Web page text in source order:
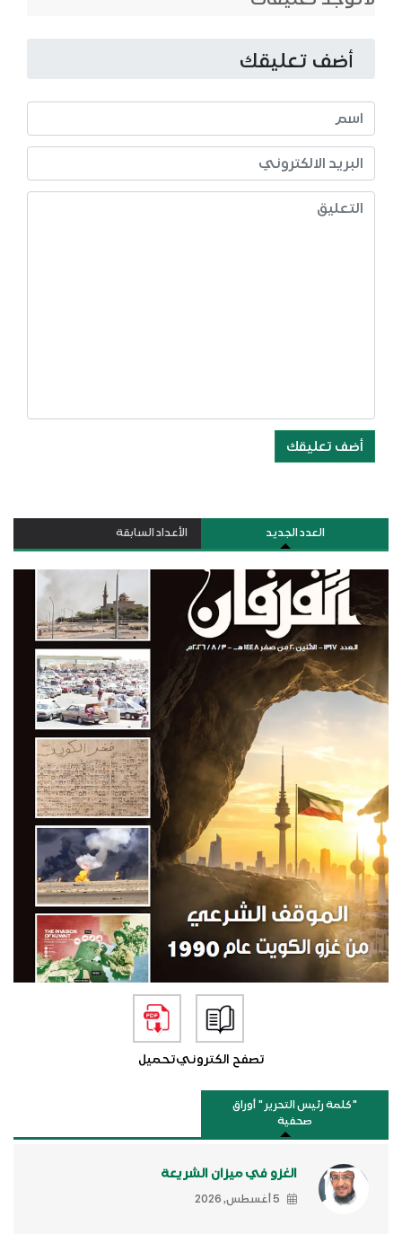
أضف تعليقك
أضف تعليقك
العدد الجديد الأعداد السابقة
تصفح الكترونيتحميل
"كلمة رئيس التحرير " أوراق
صحفية
الغزو في ميزان الشريعة
5 أغسطس, 2026